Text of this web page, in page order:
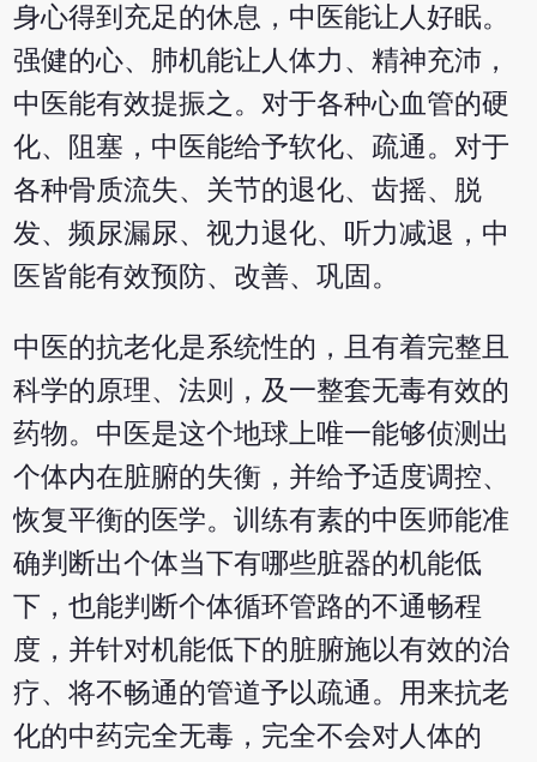
身心得到充足的休息，中医能让人好眠。
强健的心、肺机能让人体力、精神充沛，
中医能有效提振之。对于各种心血管的硬
化、阻塞，中医能给予软化、疏通。对于
各种骨质流失、关节的退化、齿摇、脱
发、频尿漏尿、视力退化、听力减退，中
医皆能有效预防、改善、巩固。
中医的抗老化是系统性的，且有着完整且
科学的原理、法则，及一整套无毒有效的
药物。中医是这个地球上唯一能够侦测出
个体内在脏腑的失衡，并给予适度调控、
恢复平衡的医学。训练有素的中医师能准
确判断出个体当下有哪些脏器的机能低
下，也能判断个体循环管路的不通畅程
度，并针对机能低下的脏腑施以有效的治
疗、将不畅通的管道予以疏通。用来抗老
化的中药完全无毒，完全不会对人体的